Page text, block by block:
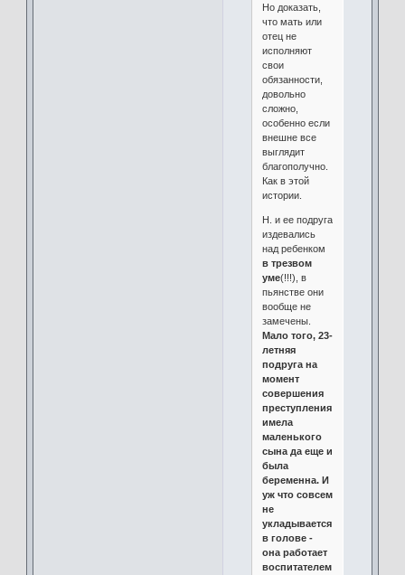
Но доказать,
что мать или
отец не
исполняют
свои
обязанности,
довольно
сложно,
особенно если
внешне все
выглядит
благополучно.
Как в этой
истории.
Н. и ее подруга
издевались
над ребенком
в трезвом
уме(!!!), в
пьянстве они
вообще не
замечены.
Мало того, 23-
летняя
подруга на
момент
совершения
преступления
имела
маленького
сына да еще и
была
беременна. И
уж что совсем
не
укладывается
в голове -
она работает
воспитателем